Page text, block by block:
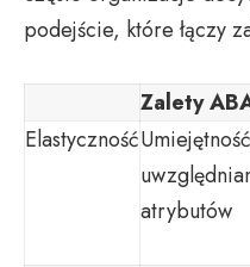
podejście, które łączy
Zalety
ElastycznośćUmiejętność
atrybutów